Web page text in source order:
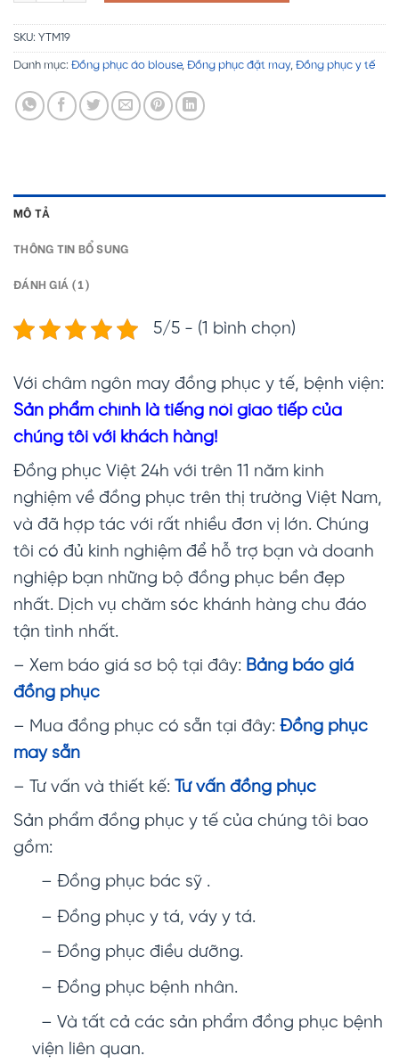
SKU: YTM19
Danh mục: Đồng phục áo blouse, Đồng phục đặt may, Đồng phục y tế
MÔ TẢ
THÔNG TIN BỔ SUNG
ĐÁNH GIÁ (1)
5/5 - (1 bình chọn)
Với châm ngôn may đồng phục y tế, bệnh viện:
Sản phẩm chính là tiếng nói giao tiếp của
chúng tôi với khách hàng!
Đồng phục Việt 24h với trên 11 năm kinh
nghiệm về đồng phục trên thị trường Việt Nam,
và đã hợp tác với rất nhiều đơn vị lớn. Chúng
tôi có đủ kinh nghiệm để hỗ trợ bạn và doanh
nghiệp bạn những bộ đồng phục bền đẹp
nhất. Dịch vụ chăm sóc khánh hàng chu đáo
tận tình nhất.
– Xem báo giá sơ bộ tại đây: Bảng báo giá
đồng phục
– Mua đồng phục có sẵn tại đây: Đồng phục
may sẵn
– Tư vấn và thiết kế: Tư vấn đồng phục
Sản phẩm đồng phục y tế của chúng tôi bao
gồm:
– Đồng phục bác sỹ .
– Đồng phục y tá, váy y tá.
– Đồng phục điều dưỡng.
– Đồng phục bệnh nhân.
– Và tất cả các sản phẩm đồng phục bệnh
viện liên quan.